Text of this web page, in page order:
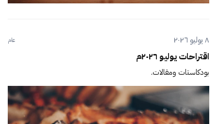
٨ يوليو ٢٠٢٦ عام
اقتراحات يوليو ٢٠٢٦م
بودكاستات ومقالات.